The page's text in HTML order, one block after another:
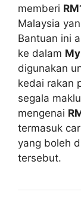
memberi
Malaysia
Bantuan ini
ke dalam
digunakan
kedai rakan
segala
mengenai
termasuk
yang boleh
tersebut.